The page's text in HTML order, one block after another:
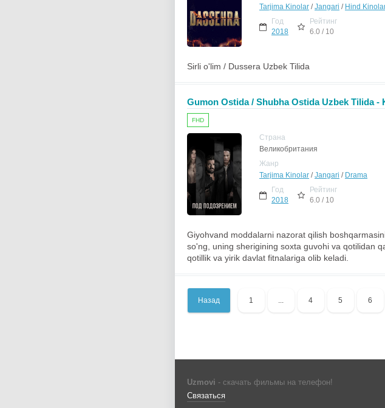
Tarjima Kinolar /Jangari / Hind
Год
2018
Рейтинг
6.0 / 10
Sirli o'lim / Dussera Uzbek Tilida
Gumon Ostida / Shubha Ostida Uzbek Tilida -
FHD
Страна
Великобритания
Жанр
Tarjima Kinolar /Jangari / Drama
Год
2018
Рейтинг
6.0 / 10
Giyohvand moddalarni nazorat qilish
so'ng, uning sherigining soxta guvohi va qotilidan
qotillik va yirik davlat fitnalariga olib keladi.
Назад 1 ... 4 5 6
Uzmovi - скачать фильмы на телефон!
Связаться